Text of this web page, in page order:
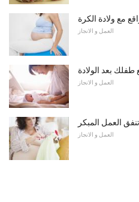
مع ولادة الكرة
العمل و الانجاز
بعد الولادة
العمل و الانجاز
العمل المبكر
العمل و الانجاز